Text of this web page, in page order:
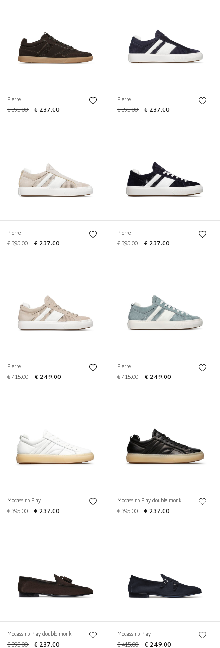
Pierre
€ 395.00 € 237.00
Pierre
€ 395.00 € 237.00
Pierre
€ 395.00 € 237.00
Pierre
€ 395.00 € 237.00
Pierre
€ 415.00 € 249.00
Pierre
€ 415.00 € 249.00
Mocassino Play
€ 395.00 € 237.00
Mocassino Play double monk
€ 395.00 € 237.00
Mocassino Play double monk
€ 395.00 € 237.00
Mocassino Play
€ 415.00 € 249.00